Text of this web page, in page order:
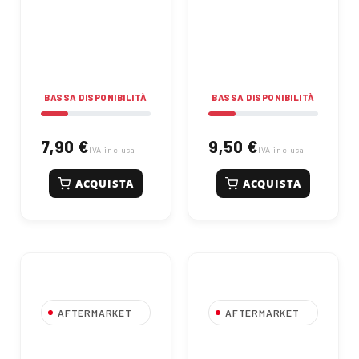
BASSA DISPONIBILITÀ
7,90 €IVA inclusa
ACQUISTA
BASSA DISPONIBILITÀ
9,50 €IVA inclusa
ACQUISTA
AFTERMARKET AFTERMARKET